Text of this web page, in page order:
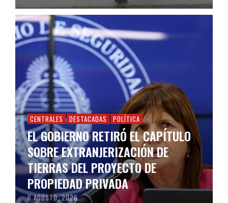
CENTRALES DESTACADAS POLÍTICA
EL GOBIERNO RETIRÓ EL CAPÍTULO
SOBRE EXTRANJERIZACIÓN DE
TIERRAS DEL PROYECTO DE
PROPIEDAD PRIVADA
6 AGOSTO, 2026